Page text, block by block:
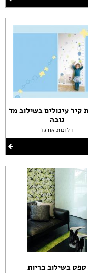
קיר עיגולים בשילוב מד
גובה
וילונות אורגד
טפט בשילוב כריות